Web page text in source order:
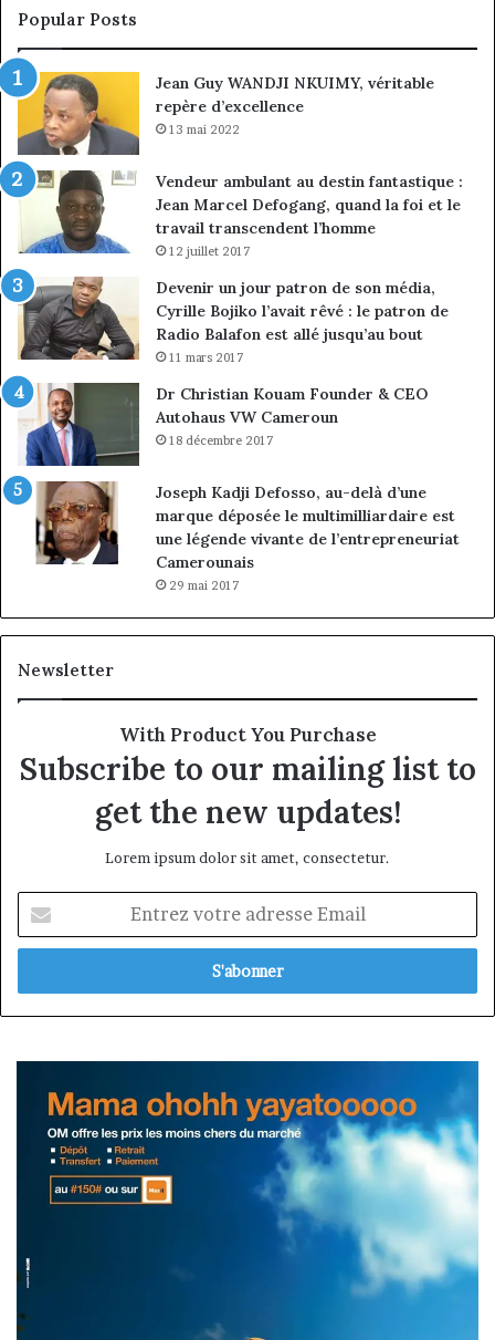
conquête
marché
des
entreprises
Popular Posts
Jean Guy WANDJI NKUIMY, véritable
repère d’excellence
13 mai 2022
Vendeur ambulant au destin fantastique :
Jean Marcel Defogang, quand la foi et le
travail transcendent l’homme
12 juillet 2017
Devenir un jour patron de son média,
Cyrille Bojiko l’avait rêvé : le patron de
Radio Balafon est allé jusqu’au bout
11 mars 2017
Dr Christian Kouam Founder & CEO
Autohaus VW Cameroun
18 décembre 2017
Joseph Kadji Defosso, au-delà d’une
marque déposée le multimilliardaire est
une légende vivante de l’entrepreneuriat
Camerounais
29 mai 2017
Newsletter
With Product You Purchase
Subscribe to our mailing list to
get the new updates!
Lorem ipsum dolor sit amet, consectetur.
votre
adresse